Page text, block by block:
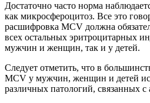
Достаточно часто норма
как микросфероцитоз. Все это
расшифровка MCV должна
всех остальных эритроцитарных
мужчин и женщин, так и у детей.
Следует отметить, что в
MCV у мужчин, женщин и детей
различных патологий, связанных с